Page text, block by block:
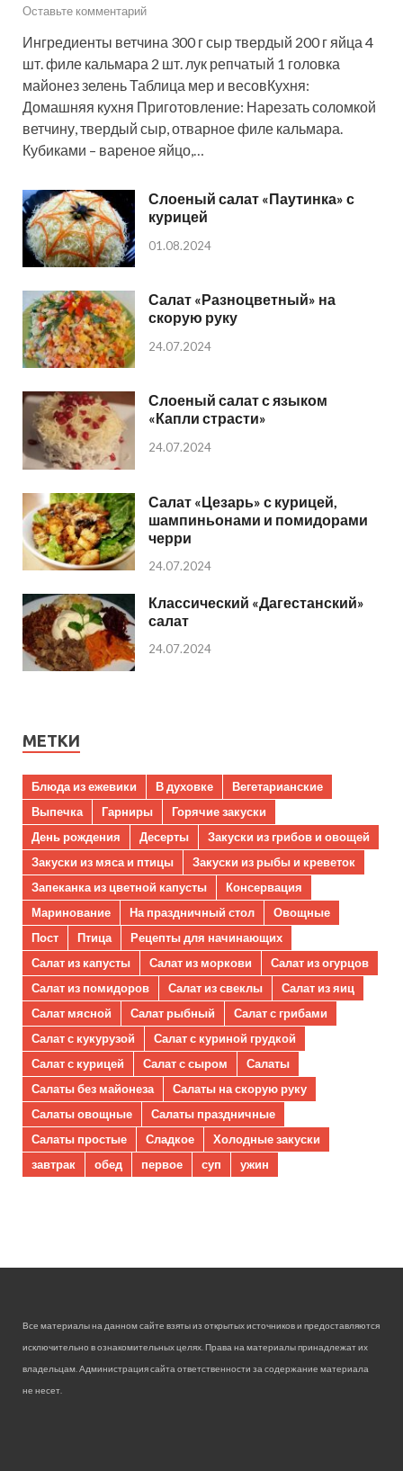
Оставьте комментарий
Ингредиенты ветчина 300 г сыр твердый 200 г яйца 4
шт. филе кальмара 2 шт. лук репчатый 1 головка
майонез зелень Таблица мер и весовКухня:
Домашняя кухня Приготовление: Нарезать соломкой
ветчину, твердый сыр, отварное филе кальмара.
Кубиками – вареное яйцо,…
Слоеный салат «Паутинка» с
курицей
01.08.2024
Салат «Разноцветный» на
скорую руку
24.07.2024
Слоеный салат с языком
«Капли страсти»
24.07.2024
Салат «Цезарь» с курицей,
шампиньонами и помидорами
черри
24.07.2024
Классический «Дагестанский»
салат
24.07.2024
МЕТКИ
Блюда из ежевики В духовке
Вегетарианские
Выпечка
Гарниры
Горячие закуски
День рождения
Десерты
Закуски из грибов и овощей
Закуски из мяса и птицы
Закуски из рыбы и креветок
Запеканка из цветной капусты
Консервация
Маринование
На праздничный стол
Овощные
Пост
Птица
Рецепты для начинающих
Салат из капусты
Салат из моркови
Салат из огурцов
Салат из помидоров
Салат из свеклы
Салат из яиц
Салат мясной
Салат рыбный
Салат с грибами
Салат с кукурузой
Салат с куриной грудкой
Салат с курицей
Салат с сыром
Салаты
Салаты без майонеза
Салаты на скорую руку
Салаты овощные
Салаты праздничные
Салаты простые
Сладкое
Холодные закуски
завтрак
обед первое суп ужин
Все материалы на данном сайте взяты из открытых источников и предоставляются
исключительно в ознакомительных целях. Права на материалы принадлежат их
владельцам. Администрация сайта ответственности за содержание материала
не несет.